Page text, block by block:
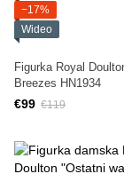
−17%
Wideo
Figurka Royal
Breezes HN1934
€99 €119